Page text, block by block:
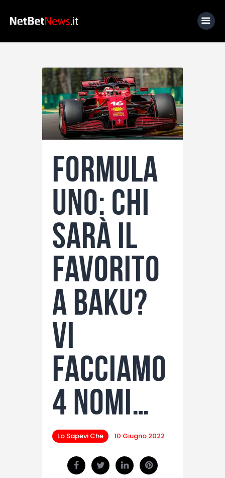
Home
News
Calcio
Basket
Lo Sapevi Che
Fantacalcio
I consigli di Giulia
Serie A
Formula
Uno: Chi
sarà il
favorito
a Baku?
Vi
facciamo
4 nomi…
Lo Sapevi Che 10 Giugno 2022